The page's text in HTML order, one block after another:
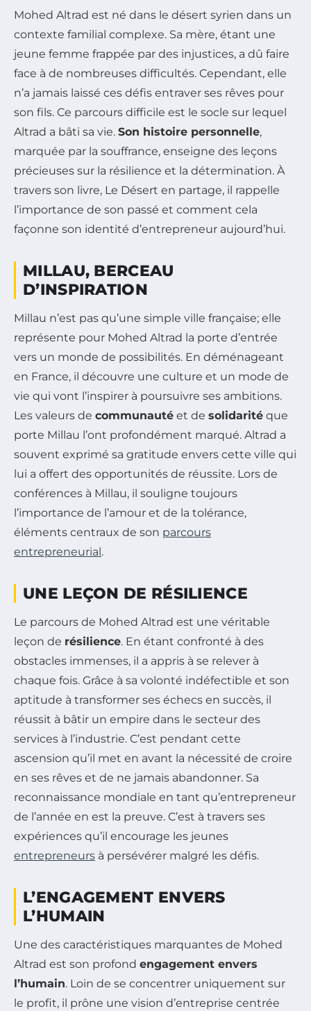
Mohed Altrad est né dans le désert syrien dans un
contexte familial complexe. Sa mère, étant une
jeune femme frappée par des injustices, a dû faire
face à de nombreuses difficultés. Cependant, elle
n’a jamais laissé ces défis entraver ses rêves pour
son fils. Ce parcours difficile est le socle sur lequel
Altrad a bâti sa vie. Son histoire personnelle,
marquée par la souffrance, enseigne des leçons
précieuses sur la résilience et la détermination. À
travers son livre, Le Désert en partage, il rappelle
l’importance de son passé et comment cela
façonne son identité d’entrepreneur aujourd’hui.
MILLAU, BERCEAU
D’INSPIRATION
Millau n’est pas qu’une simple ville française; elle
représente pour Mohed Altrad la porte d’entrée
vers un monde de possibilités. En déménageant
en France, il découvre une culture et un mode de
vie qui vont l’inspirer à poursuivre ses ambitions.
Les valeurs de communauté et de solidarité que
porte Millau l’ont profondément marqué. Altrad a
souvent exprimé sa gratitude envers cette ville qui
lui a offert des opportunités de réussite. Lors de
conférences à Millau, il souligne toujours
l’importance de l’amour et de la tolérance,
éléments centraux de son parcours
entrepreneurial.
UNE LEÇON DE RÉSILIENCE
Le parcours de Mohed Altrad est une véritable
leçon de résilience. En étant confronté à des
obstacles immenses, il a appris à se relever à
chaque fois. Grâce à sa volonté indéfectible et son
aptitude à transformer ses échecs en succès, il
réussit à bâtir un empire dans le secteur des
services à l’industrie. C’est pendant cette
ascension qu’il met en avant la nécessité de croire
en ses rêves et de ne jamais abandonner. Sa
reconnaissance mondiale en tant qu’entrepreneur
de l’année en est la preuve. C’est à travers ses
expériences qu’il encourage les jeunes
entrepreneurs à persévérer malgré les défis.
L’ENGAGEMENT ENVERS
L’HUMAIN
Une des caractéristiques marquantes de Mohed
Altrad est son profond engagement envers
l’humain. Loin de se concentrer uniquement sur
le profit, il prône une vision d’entreprise centrée